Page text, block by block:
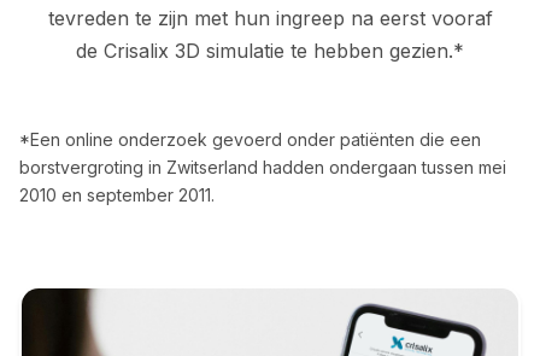
tevreden te zijn met hun ingreep na eerst vooraf
de Crisalix 3D simulatie te hebben gezien.*
*Een online onderzoek gevoerd onder patiënten die een
borstvergroting in Zwitserland hadden ondergaan tussen mei
2010 en september 2011.